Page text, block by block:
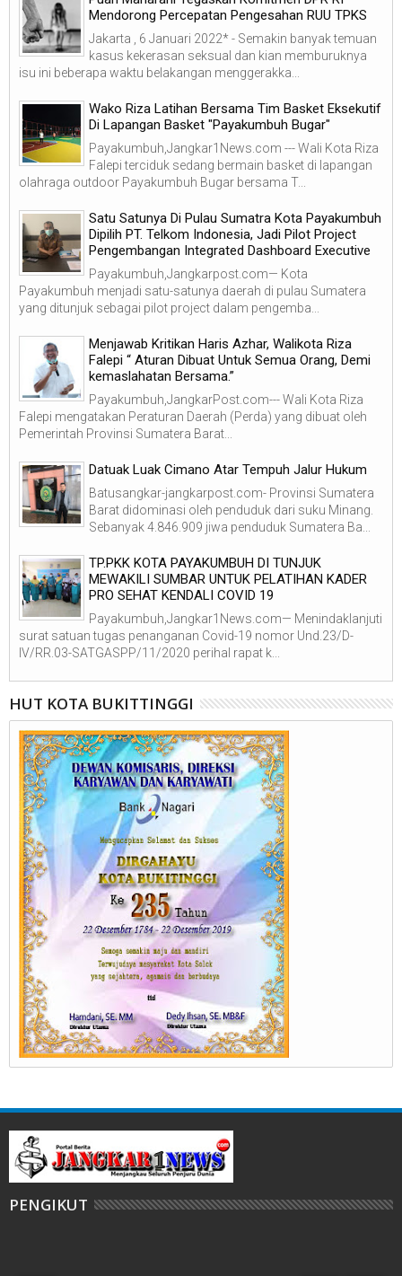
Mendorong Percepatan Pengesahan RUU TPKS
Jakarta , 6 Januari 2022* - Semakin banyak temuan
kasus kekerasan seksual dan kian memburuknya
isu ini beberapa waktu belakangan menggerakka...
Wako Riza Latihan Bersama Tim Basket Eksekutif
Di Lapangan Basket "Payakumbuh Bugar"
Payakumbuh,Jangkar1News.com --- Wali Kota Riza
Falepi terciduk sedang bermain basket di lapangan
olahraga outdoor Payakumbuh Bugar bersama T...
Satu Satunya Di Pulau Sumatra Kota Payakumbuh
Dipilih PT. Telkom Indonesia, Jadi Pilot Project
Pengembangan Integrated Dashboard Executive
Payakumbuh,Jangkarpost.com— Kota
Payakumbuh menjadi satu-satunya daerah di pulau Sumatera
yang ditunjuk sebagai pilot project dalam pengemba...
Menjawab Kritikan Haris Azhar, Walikota Riza
Falepi “ Aturan Dibuat Untuk Semua Orang, Demi
kemaslahatan Bersama.”
Payakumbuh,JangkarPost.com--- Wali Kota Riza
Falepi mengatakan Peraturan Daerah (Perda) yang dibuat oleh
Pemerintah Provinsi Sumatera Barat...
Datuak Luak Cimano Atar Tempuh Jalur Hukum
Batusangkar-jangkarpost.com- Provinsi Sumatera
Barat didominasi oleh penduduk dari suku Minang.
Sebanyak 4.846.909 jiwa penduduk Sumatera Ba...
TP.PKK KOTA PAYAKUMBUH DI TUNJUK
MEWAKILI SUMBAR UNTUK PELATIHAN KADER
PRO SEHAT KENDALI COVID 19
Payakumbuh,Jangkar1News.com— Menindaklanjuti
surat satuan tugas penanganan Covid-19 nomor Und.23/D-
IV/RR.03-SATGASPP/11/2020 perihal rapat k...
HUT KOTA BUKITTINGGI
PENGIKUT